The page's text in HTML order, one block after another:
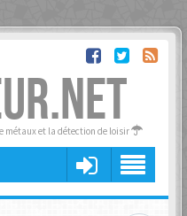
métaux et la détection de loisir